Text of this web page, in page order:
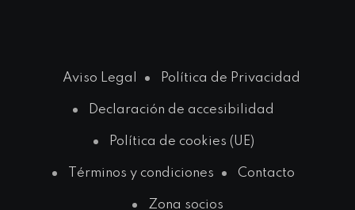
Aviso Legal Política de Privacidad
Declaración de accesibilidad
Política de cookies (UE)
Términos y condiciones Contacto
Zona socios